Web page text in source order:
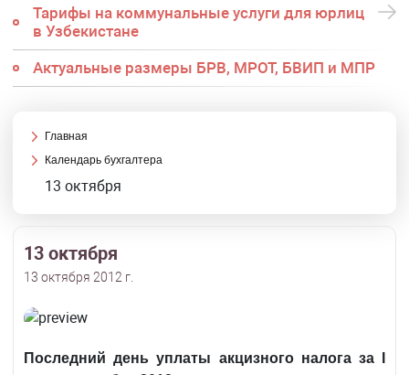
Тарифы на коммунальные услуги для юрлиц
в Узбекистане
Актуальные размеры БРВ, МРОТ, БВИП и МПР
Главная
Календарь бухгалтера
13 октября
13 октября
13 октября 2012 г.
Последний день уплаты акцизного налога за I